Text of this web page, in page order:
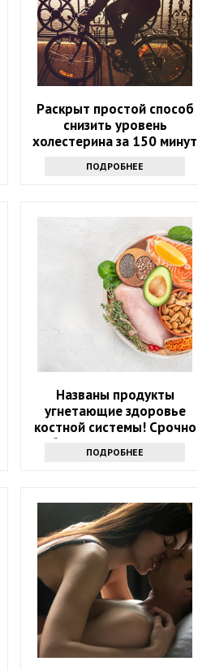
Раскрыт простой способ
снизить уровень
холестерина за 150 минут
ПОДРОБНЕЕ
Названы продукты
угнетающие здоровье
костной системы! Срочно
уберите их из рациона
ПОДРОБНЕЕ